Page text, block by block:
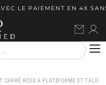
LE PAIEMENT EN 4X